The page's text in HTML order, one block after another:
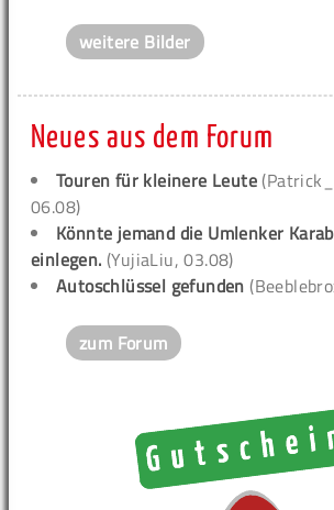
weitere Bilder
Neues aus dem Forum
Touren für kleinere Leute
06.08)
Könnte jemand die Umlenker
einlegen. (YujiaLiu, 03.08)
Autoschlüssel gefunden
zum Forum